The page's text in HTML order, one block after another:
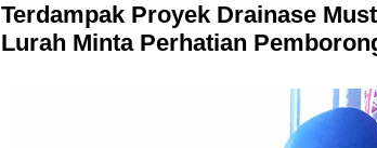
Terdampak Proyek Drainase
Lurah Minta Perhatian